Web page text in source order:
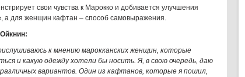
свои чувства к Марокко и добивается улучшения
а для женщин кафтан – способ самовыражения.
к мнению марокканских женщин, которые
и какую одежду хотели бы носить. Я, в свою очередь, даю
вариантов. Один из кафтанов, которые я пошил,